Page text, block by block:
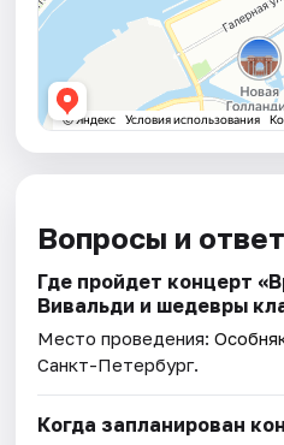
Вопросы и
Где пройдет концерт
Вивальди и шедевры
Место проведения:
Санкт-Петербург.
Когда запланирован